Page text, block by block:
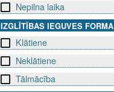
Nepilna laika
IZGLĪTĪBAS IEGUVES FORMA
Klātiene
Neklātiene
Tālmācība